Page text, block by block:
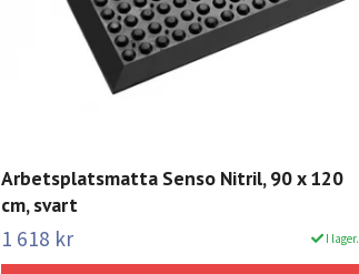
Arbetsplatsmatta Senso Nitril, 90 x 120
cm, svart
1 618 kr I lager.